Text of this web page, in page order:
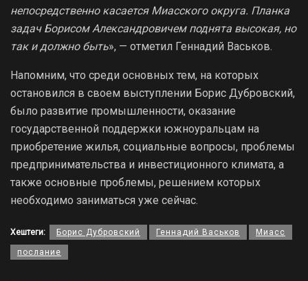
непосредственно касается Миасского округа. Планка
задач Борисом Александровичем поднята высокая, но
так и должно быть», — отметил Геннадий Васьков.
Напомним, что среди основных тем, на которых
остановился в своем выступлении Борис Дубровский,
было развитие промышленности, оказание
государственной поддержки южноуральцам на
приобретение жилья, социальные вопросы, проблемы
предпринимательства и инвестиционного климата, а
также основные проблемы, решением которых
необходимо заниматься уже сейчас.
Хештеги: Борис Дубровский Геннадий Васьков Миасс
послание